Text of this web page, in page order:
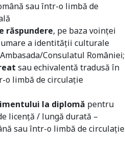
sau într-o limbă de
răspundere, pe baza voinței
a identității culturale
Consulatul României;
sau echivalentă tradusă în
o limbă de circulație
la diplomă pentru
licență / lungă durată –
sau într-o limbă de circulație